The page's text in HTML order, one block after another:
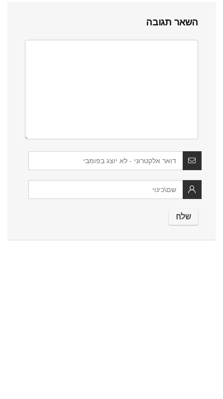
השאר תגובה